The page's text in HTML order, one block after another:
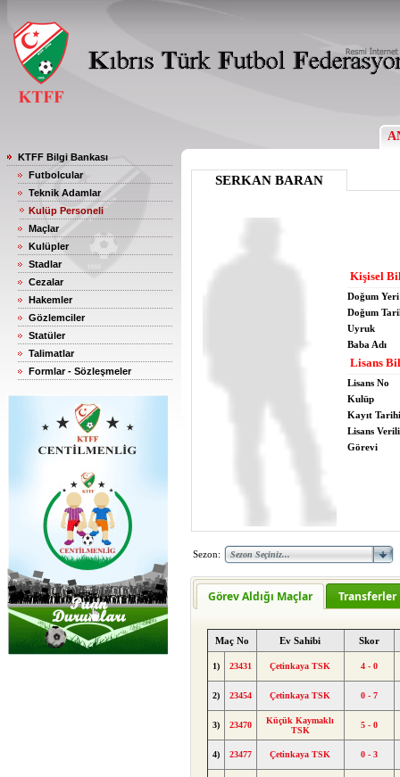
KTFF Bilgi Bankası
Futbolcular
Teknik Adamlar
Kulüp Personeli
Maçlar
Kulüpler
Stadlar
Cezalar
Hakemler
Gözlemciler
Statüler
Talimatlar
Formlar - Sözleşmeler
SERKAN BARAN
Kişisel
Doğum Yeri
Doğum
Uyruk
Baba Adı
Lisans
Lisans No
Kulüp
Kayıt Tarihi
Lisans
Görevi
Sezon:
Görev Aldığı Maçlar Transferler
Maç No Ev Sahibi Skor
1) 23431 Çetinkaya TSK 4 - 0
2) 23454 Çetinkaya TSK 0 - 7
3) 23470
Küçük Kaymaklı
TSK
5 - 0
4) 23477 Çetinkaya TSK 0 - 3